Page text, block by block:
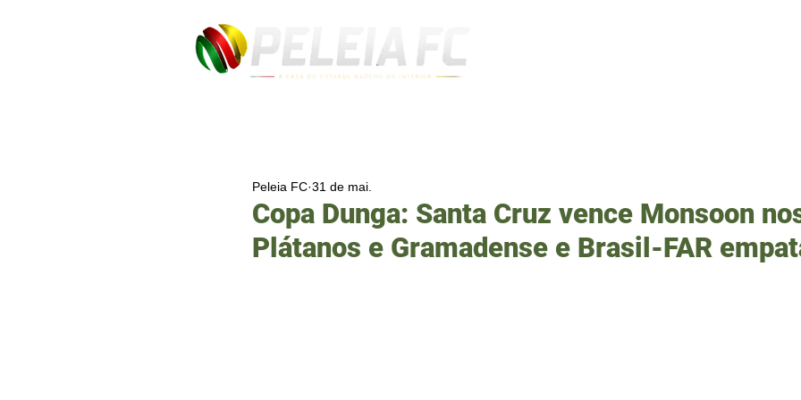
Copa Dunga: Santa Cruz vence Monsoon
Plátanos e Gramadense e Brasil-FAR
Peleia FC 31 de mai.